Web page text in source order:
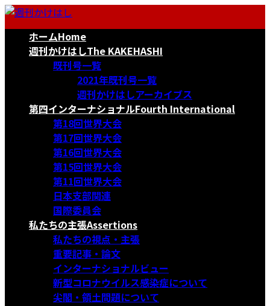
コ
ナ
ホームHome
週刊かけはしThe KAKEHASHI
既刊号一覧
2021年既刊号一覧
週刊かけはしアーカイブス
第四インターナショナルFourth International
第18回世界大会
第17回世界大会
第16回世界大会
第15回世界大会
第11回世界大会
日本支部関連
国際委員会
私たちの主張Assertions
私たちの視点・主張
重要記事・論文
インターナショナルビュー
新型コロナウイルス感染症について
尖閣・領土問題について